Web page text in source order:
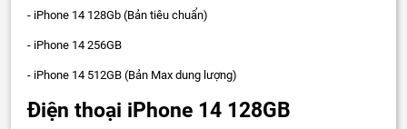
- iPhone 14 128Gb (Bản tiêu chuẩn)
- iPhone 14 256GB
- iPhone 14 512GB (Bản Max dung lượng)
Điện thoại iPhone 14 128GB